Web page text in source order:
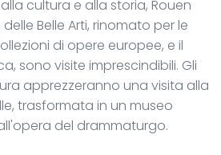
cultura e alla storia, Rouen
Belle Arti, rinomato per le
di opere europee, e il
sono visite imprescindibili. Gli
apprezzeranno una visita alla
trasformata in un museo
del drammaturgo.